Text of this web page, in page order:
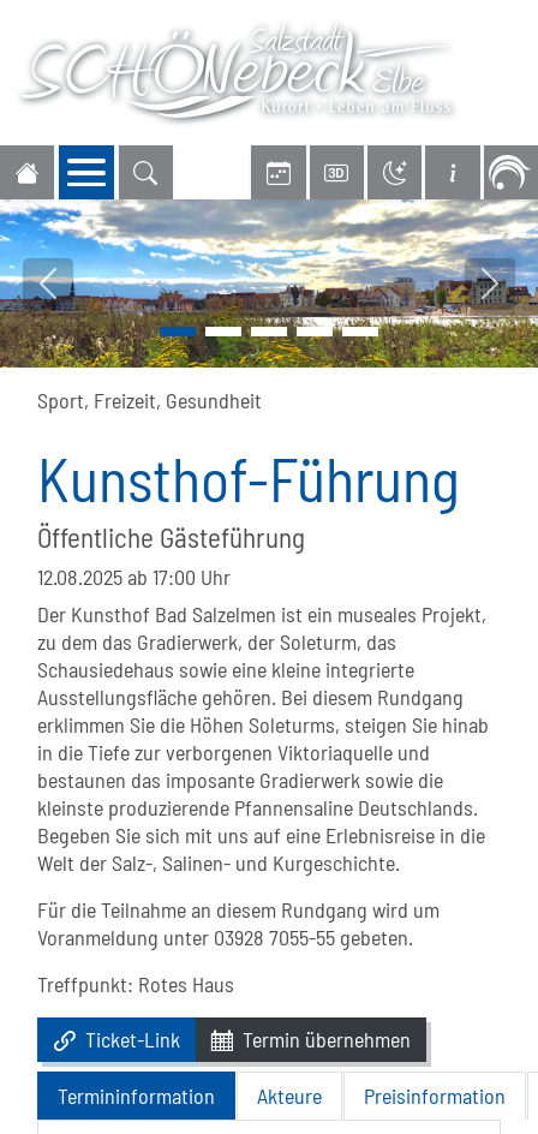
Navigation öffnen
Vorheriges Bild
Sport, Freizeit, Gesundheit
Kunsthof-Führung
Öffentliche Gästeführung
12.08.2025ab 17:00 Uhr
Der Kunsthof Bad Salzelmen ist ein museales Projekt,
zu dem das Gradierwerk, der Soleturm, das
Schausiedehaus sowie eine kleine integrierte
Ausstellungsfläche gehören. Bei diesem Rundgang
erklimmen Sie die Höhen Soleturms, steigen Sie hinab
in die Tiefe zur verborgenen Viktoriaquelle und
bestaunen das imposante Gradierwerk sowie die
kleinste produzierende Pfannensaline Deutschlands.
Begeben Sie sich mit uns auf eine Erlebnisreise in die
Welt der Salz-, Salinen- und Kurgeschichte.
Für die Teilnahme an diesem Rundgang wird um
Voranmeldung unter 03928 7055-55 gebeten.
Treffpunkt: Rotes Haus
Ticket-Link Termin übernehmen
Termininformation Akteure
Preisinformation